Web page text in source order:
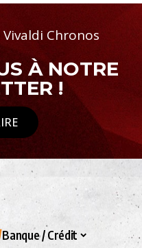
Chronos
À NOTRE
!
Banque / Crédit